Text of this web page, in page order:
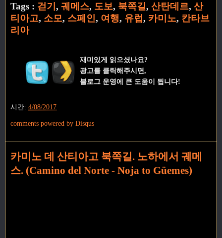
Tags : 걷기 , 궤메스, 도보, 북쪽길, 산탄데르, 산
티아고, 소모, 스페인, 여행, 유럽, 카미노, 칸타브
리아
재미있게 읽으셨나요?
광고를 클릭해주시면,
블로그 운영에 큰 도움이 됩니다!
시간: 4/08/2017
comments powered by Disqus
카미노 데 산티아고 북쪽길. 노하에서 궤메
스. (Camino del Norte - Noja to Güemes)